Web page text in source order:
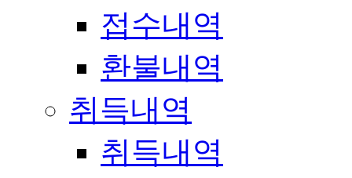
접수내역
환불내역
취득내역
취득내역